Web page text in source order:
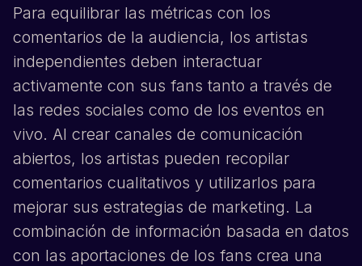
Para equilibrar las métricas con los
comentarios de la audiencia, los artistas
independientes deben interactuar
activamente con sus fans tanto a través de
las redes sociales como de los eventos en
vivo. Al crear canales de comunicación
abiertos, los artistas pueden recopilar
comentarios cualitativos y utilizarlos para
mejorar sus estrategias de marketing. La
combinación de información basada en datos
con las aportaciones de los fans crea una